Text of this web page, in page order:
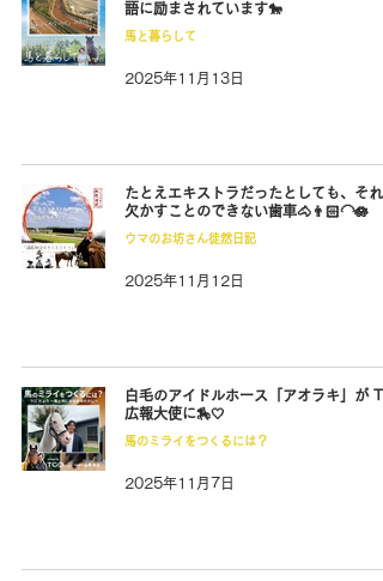
語に励まされています🐎
馬と暮らして
2025年11月13日
たとえエキストラだったとしても、それ
欠かすことのできない歯車🐴👨🏻‍🦲🪷
ウマのお坊さん徒然日記
2025年11月12日
白毛のアイドルホース「アオラキ」が
広報大使に🏇🤍
馬のミライをつくるには？
2025年11月7日